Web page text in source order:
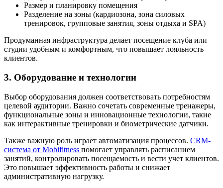
Размер и планировку помещения
Разделение на зоны (кардиозона, зона силовых
тренировок, групповые занятия, зоны отдыха и SPA)
Продуманная инфраструктура делает посещение клуба или
студии удобным и комфортным, что повышает лояльность
клиентов.
3. Оборудование и технологии
Выбор оборудования должен соответствовать потребностям
целевой аудитории. Важно сочетать современные тренажеры,
функциональные зоны и инновационные технологии, такие
как интерактивные тренировки и биометрические датчики.
Также важную роль играет автоматизация процессов. CRM-
система от Mobifitness помогает управлять расписанием
занятий, контролировать посещаемость и вести учет клиентов.
Это повышает эффективность работы и снижает
административную нагрузку.